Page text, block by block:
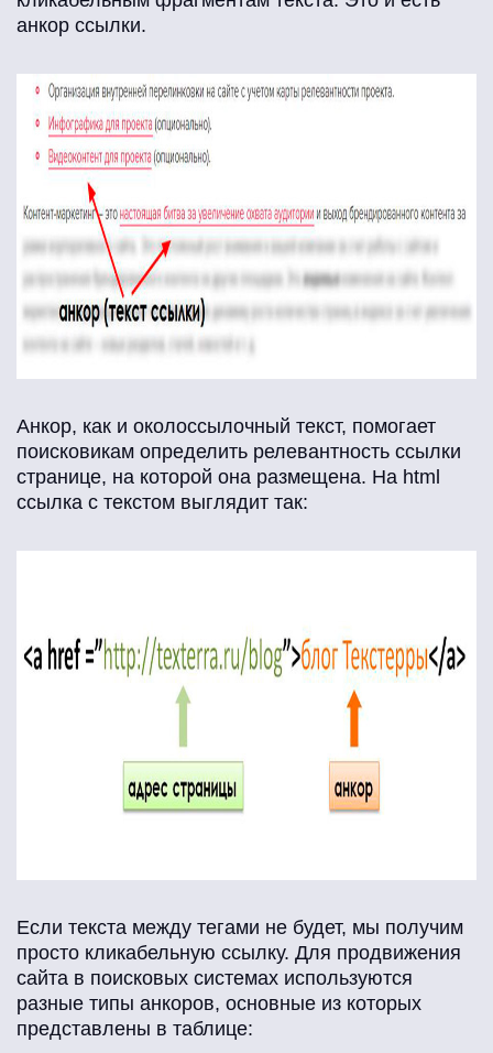
анкор ссылки.
Анкор, как и околоссылочный текст, помогает
поисковикам определить релевантность ссылки
странице, на которой она размещена. На html
ссылка с текстом выглядит так:
Если текста между тегами не будет, мы получим
просто кликабельную ссылку. Для продвижения
сайта в поисковых системах используются
разные типы анкоров, основные из которых
представлены в таблице: